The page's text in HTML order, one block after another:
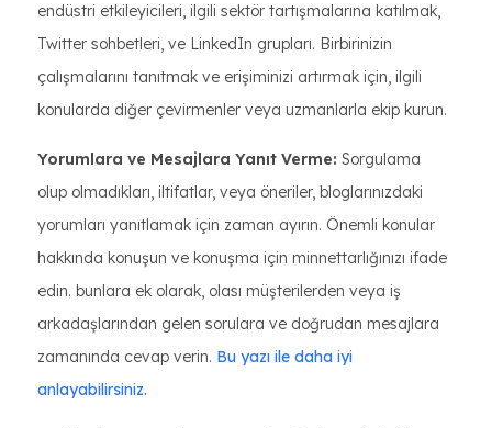
endüstri etkileyicileri, ilgili sektör tartışmalarına katılmak,
Twitter sohbetleri, ve LinkedIn grupları. Birbirinizin
çalışmalarını tanıtmak ve erişiminizi artırmak için, ilgili
konularda diğer çevirmenler veya uzmanlarla ekip kurun.
Yorumlara ve Mesajlara Yanıt Verme: Sorgulama
olup olmadıkları, iltifatlar, veya öneriler, bloglarınızdaki
yorumları yanıtlamak için zaman ayırın. Önemli konular
hakkında konuşun ve konuşma için minnettarlığınızı ifade
edin. bunlara ek olarak, olası müşterilerden veya iş
arkadaşlarından gelen sorulara ve doğrudan mesajlara
zamanında cevap verin. Bu yazı ile daha iyi
anlayabilirsiniz.